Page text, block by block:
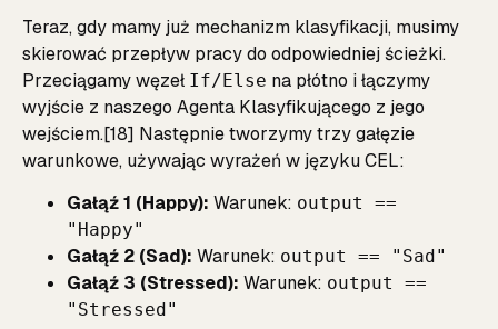
Teraz, gdy mamy już mechanizm klasyfikacji, musimy
skierować przepływ pracy do odpowiedniej ścieżki.
Przeciągamy węzeł If/Else na płótno i łączymy
wyjście z naszego Agenta Klasyfikującego z jego
wejściem.[18] Następnie tworzymy trzy gałęzie
warunkowe, używając wyrażeń w języku CEL:
Gałąź 1 (Happy): Warunek: output ==
"Happy"
Gałąź 2 (Sad): Warunek: output == "Sad"
Gałąź 3 (Stressed): Warunek: output ==
"Stressed"